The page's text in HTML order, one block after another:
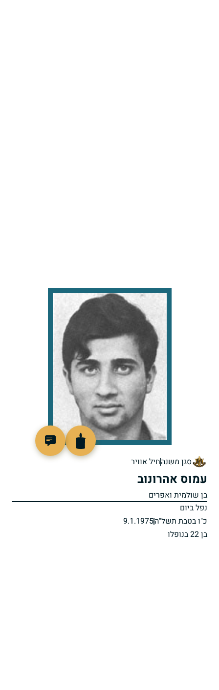
סגן משנהחיל אוויר
עמוס אהרונוב
בן שולמית ואפרים
נפל ביום
כ"ו בטבת תשל"ה9.1.1975
בן 22 בנופלו